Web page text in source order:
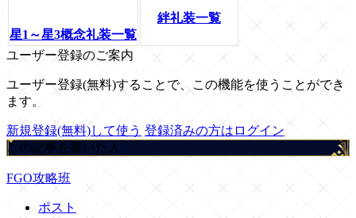
星1～星3概念礼装一覧
絆礼装一覧
ユーザー登録のご案内
ユーザー登録(無料)することで、この機能を使うことができ
ます。
新規登録(無料)して使う 登録済みの方はログイン
この記事を書いた人
FGO攻略班
ポスト